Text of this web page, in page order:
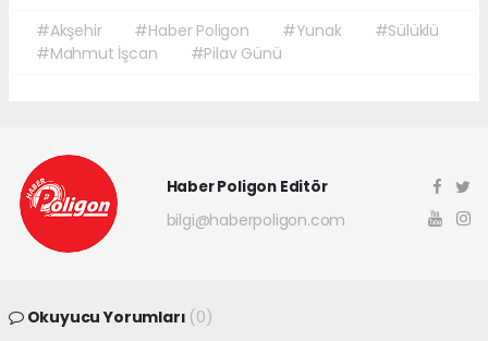
#Akşehir #Haber Poligon #Yunak
#Sülüklü
#Mahmut İşcan
#Pilav Günü
Haber Poligon Editör
bilgi@haberpoligon.com
Okuyucu Yorumları (0)